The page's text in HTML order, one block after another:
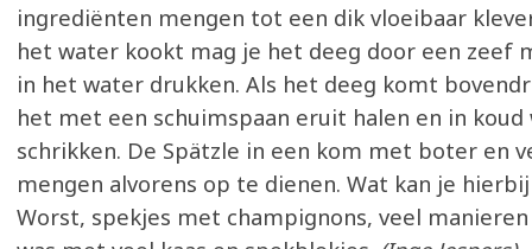
ingrediënten mengen tot een dik vloeibaar
het water kookt mag je het deeg door een zeef
in het water drukken. Als het deeg komt
het met een schuimspaan eruit halen en in
schrikken. De Spätzle in een kom met boter en
mengen alvorens op te dienen. Wat kan je
Worst, spekjes met champignons, veel manieren